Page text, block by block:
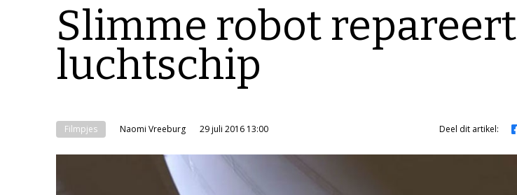
Slimme robot repareert
luchtschip
Filmpjes Naomi Vreeburg 29 juli 2016 13:00 Deel dit artikel: